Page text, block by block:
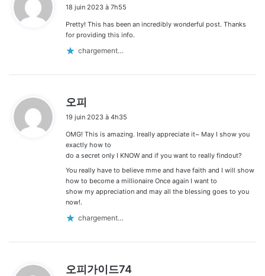
t
:
18 juin 2023 à 7h55
Pretty! This has been an incredibly wonderful post. Thanks
for providing this info.
chargement…
오피
t
:
19 juin 2023 à 4h35
OMG! This is amazing. Ireally appreciate it~ May I show you
exactly how to
do a secret only I KNOW and if you want to really findout?
You really have to believe mme and have faith and I will show
how to become a millionaire Once again I want to
show my appreciation and may all the blessing goes to you
now!.
chargement…
오피가이드74